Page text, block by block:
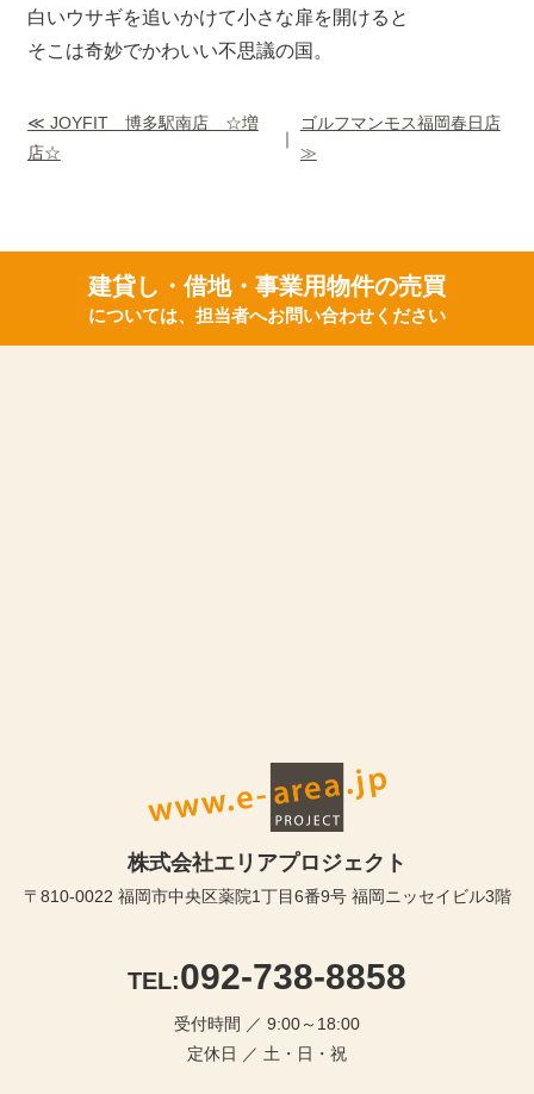
白いウサギを追いかけて小さな扉を開けると
そこは奇妙でかわいい不思議の国。
≪ JOYFIT 博多駅南店 ☆増
店☆
｜
ゴルフマンモス福岡春日店
≫
建貸し・借地・事業用物件の売買
については、担当者へお問い合わせください
株式会社エリアプロジェクト
〒810-0022 福岡市中央区薬院1丁目6番9号 福岡ニッセイビル3階
TEL:092-738-8858
受付時間 ／ 9:00～18:00
定休日 ／ 土・日・祝